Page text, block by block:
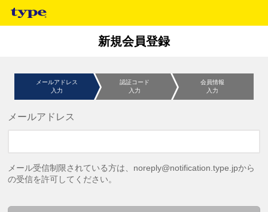
新規会員登録
メールアドレス
入力
認証コード
入力
会員情報
入力
メールアドレス
メール受信制限されている方は、noreply@notification.type.jpから
の受信を許可してください。